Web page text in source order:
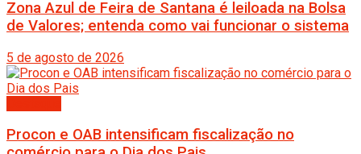
Zona Azul de Feira de Santana é leiloada na Bolsa
de Valores; entenda como vai funcionar o sistema
5 de agosto de 2026
Procon e OAB intensificam fiscalização no